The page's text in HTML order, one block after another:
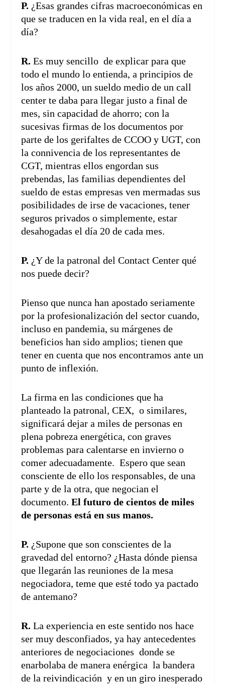
P. ¿Esas grandes cifras macroeconómicas en
que se traducen en la vida real, en el día a
día?
R.Es muy sencillo de explicar para que
todo el mundo lo entienda, a principios de
los años 2000, un sueldo medio de un call
center te daba para llegar justo a final de
mes, sin capacidad de ahorro; con la
sucesivas firmas de los documentos por
parte de los gerifaltes de CCOO y UGT, con
la connivencia de los representantes de
CGT, mientras ellos engordan sus
prebendas, las familias dependientes del
sueldo de estas empresas ven mermadas sus
posibilidades de irse de vacaciones, tener
seguros privados o simplemente, estar
desahogadas el día 20 de cada mes.
P. ¿Y de la patronal del Contact Center qué
nos puede decir?
Pienso que nunca han apostado seriamente
por la profesionalización del sector cuando,
incluso en pandemia, su márgenes de
beneficios han sido amplios; tienen que
tener en cuenta que nos encontramos ante un
punto de inflexión.
La firma en las condiciones que ha
planteado la patronal, CEX, o similares,
significará dejar a miles de personas en
plena pobreza energética, con graves
problemas para calentarse en invierno o
comer adecuadamente. Espero que sean
consciente de ello los responsables, de una
parte y de la otra, que negocian el
documento.El futuro de cientos de miles
de personas está en sus manos.
P. ¿Supone que son conscientes de la
gravedad del entorno? ¿Hasta dónde piensa
que llegarán las reuniones de la mesa
negociadora, teme que esté todo ya pactado
de antemano?
R.La experiencia en este sentido nos hace
ser muy desconfiados, ya hay antecedentes
anteriores de negociaciones donde se
enarbolaba de manera enérgica la bandera
de la reivindicación y en un giro inesperado